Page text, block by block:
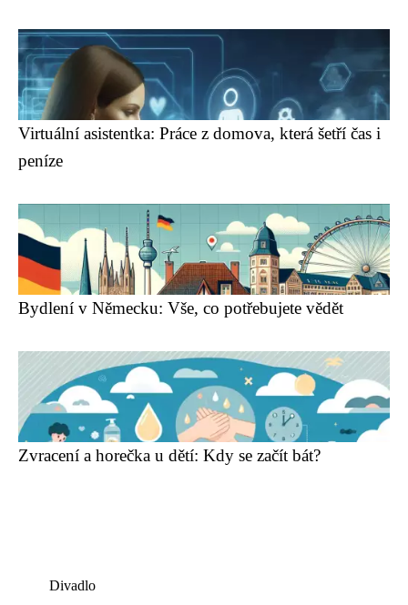
Virtuální asistentka: Práce z domova, která šetří čas i
peníze
Bydlení v Německu: Vše, co potřebujete vědět
Zvracení a horečka u dětí: Kdy se začít bát?
Divadlo